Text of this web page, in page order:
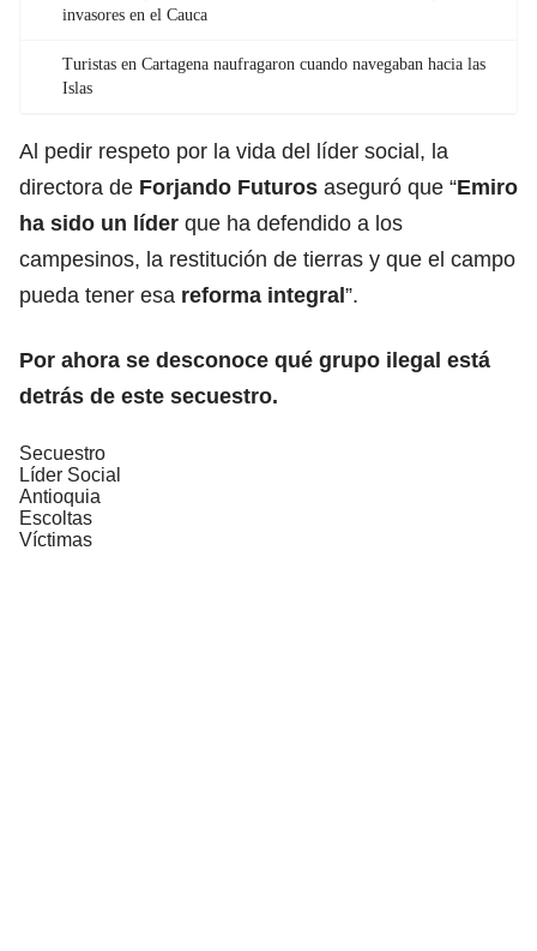
invasores en el Cauca
Turistas en Cartagena naufragaron cuando navegaban hacia las
Islas
Al pedir respeto por la vida del líder social, la
directora de Forjando Futuros aseguró que “Emiro
ha sido un líder que ha defendido a los
campesinos, la restitución de tierras y que el campo
pueda tener esa reforma integral”.
Por ahora se desconoce qué grupo ilegal está
detrás de este secuestro.
Secuestro
Líder Social
Antioquia
Escoltas
Víctimas